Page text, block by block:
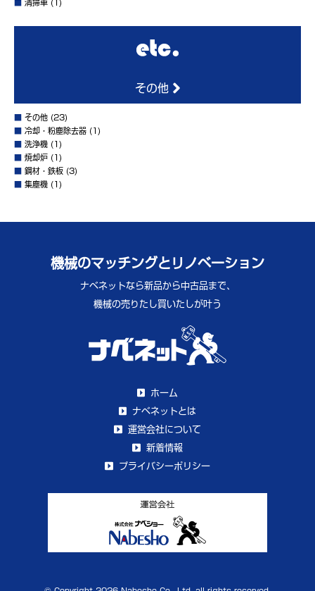
清掃車 (1)
その他
その他 (23)
冷却・粉塵除去器 (1)
洗浄機 (1)
焼却炉 (1)
鋼材・鉄板 (3)
集塵機 (1)
機械のマッチングとリノベーション
ナベネットなら新品から中古品まで、
機械の売りたし買いたしが叶う
ホーム
ナベネットとは
運営会社について
新着情報
プライバシーポリシー